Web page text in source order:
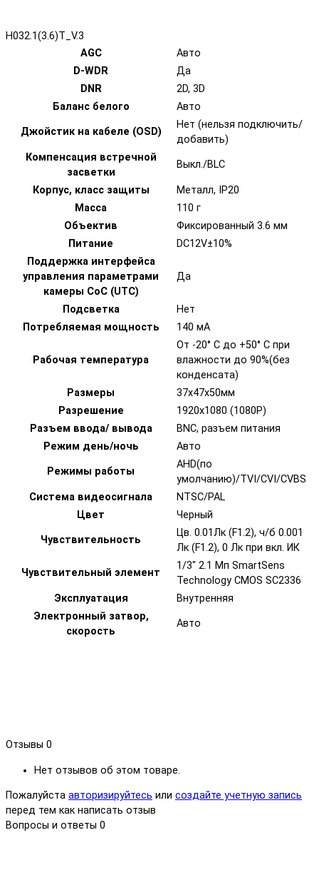
H032.1(3.6)T_V.3
AGC
Авто
D-WDR
Да
DNR
2D, 3D
Баланс белого
Авто
Джойстик на кабеле (OSD)
Нет (нельзя подключить/
добавить)
Компенсация встречной
засветки
Выкл./BLC
Корпус, класс защиты
Металл, IP20
Масса
110 г
Объектив
Фиксированный 3.6 мм
Питание
DC12V±10%
Поддержка интерфейса
управления параметрами
камеры CoC (UTC)
Да
Подсветка
Нет
Потребляемая мощность
140 мА
Рабочая температура
От -20° С до +50° С при
влажности до 90%(без
конденсата)
Размеры
37x47x50мм
Разрешение
1920х1080 (1080P)
Разъем ввода/ вывода
BNC, разъем питания
Режим день/ночь
Авто
Режимы работы
AHD(по
умолчанию)/TVI/CVI/CVBS
Система видеосигнала
NTSC/PAL
Цвет
Черный
Чувствительность
Цв. 0.01Лк (F1.2), ч/б 0.001
Лк (F1.2), 0 Лк при вкл. ИК
Чувствительный элемент
1/3" 2.1 Мп SmartSens
Technology CMOS SC2336
Эксплуатация
Внутренняя
Электронный затвор,
скорость
Авто
Отзывы 0
Нет отзывов об этом товаре.
Пожалуйста авторизируйтесь или создайте учетную запись
перед тем как написать отзыв
Вопросы и ответы 0